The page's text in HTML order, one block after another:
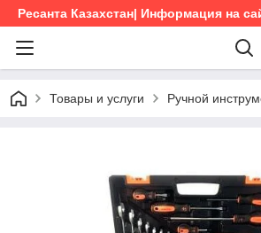
Ресанта Казахстан| Информация на
Товары и услуги Ручной